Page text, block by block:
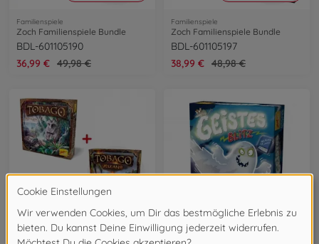
Familienspiele
Zoch Familienspiele Bundle
BDL-601105190
36,99 € 49,98 €
Familienspiele
Zoch Familienspiele Bundle
BDL-601105197
38,99 € 48,98 €
Bundle - 21 %
Familienspiele
Zoch Tobago Bundle
Familienspiele
Geistesblitz